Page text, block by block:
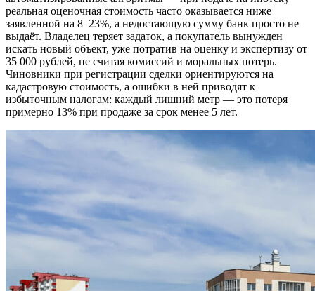
реальная оценочная стоимость часто оказывается ниже
заявленной на 8–23%, а недостающую сумму банк просто не
выдаёт. Владелец теряет задаток, а покупатель вынужден
искать новый объект, уже потратив на оценку и экспертизу от
35 000 рублей, не считая комиссий и моральных потерь.
Чиновники при регистрации сделки ориентируются на
кадастровую стоимость, а ошибки в ней приводят к
избыточным налогам: каждый лишний метр — это потеря
примерно 13% при продаже за срок менее 5 лет.